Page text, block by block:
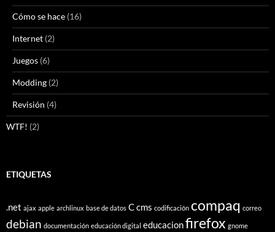
Cómo se hace (16)
Internet (2)
Juegos (6)
Modding (2)
Revisión (4)
WTF! (2)
ETIQUETAS
.net ajax apple archlinux base de datos Ccms codificación compaq correo
debian documentación educación digital educacionfirefox gnome